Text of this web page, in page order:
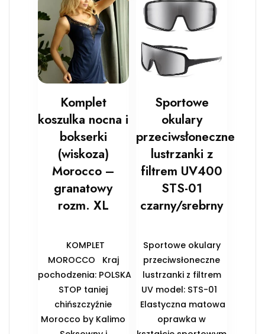
Komplet
koszulka nocna i
bokserki
(wiskoza)
Morocco –
granatowy
rozm. XL
KOMPLET
MOROCCO Kraj
pochodzenia: POLSKA
STOP taniej
chińszczyźnie
Morocco by Kalimo
Sportowe
okulary
przeciwsłoneczne
lustrzanki z
filtrem UV400
STS-01
czarny/srebrny
Sportowe okulary
przeciwsłoneczne
lustrzanki z filtrem
UV model: STS-01
Elastyczna matowa
oprawka w